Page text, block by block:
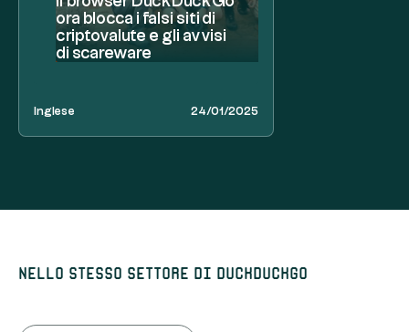
ora blocca i falsi siti di
criptovalute e gli avvisi
di scareware
Inglese 24/01/2025
Nello stesso settore di DuckDuckGo